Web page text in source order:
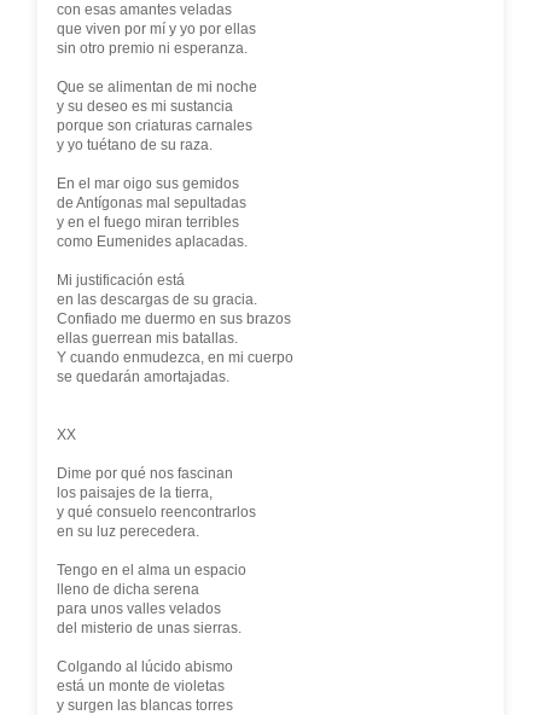
con esas amantes veladas
que viven por mí y yo por ellas
sin otro premio ni esperanza.
Que se alimentan de mi noche
y su deseo es mi sustancia
porque son criaturas carnales
y yo tuétano de su raza.
En el mar oigo sus gemidos
de Antígonas mal sepultadas
y en el fuego miran terribles
como Eumenides aplacadas.
Mi justificación está
en las descargas de su gracia.
Confiado me duermo en sus brazos
ellas guerrean mis batallas.
Y cuando enmudezca, en mi cuerpo
se quedarán amortajadas.
XX
Dime por qué nos fascinan
los paisajes de la tierra,
y qué consuelo reencontrarlos
en su luz perecedera.
Tengo en el alma un espacio
lleno de dicha serena
para unos valles velados
del misterio de unas sierras.
Colgando al lúcido abismo
está un monte de violetas
y surgen las blancas torres